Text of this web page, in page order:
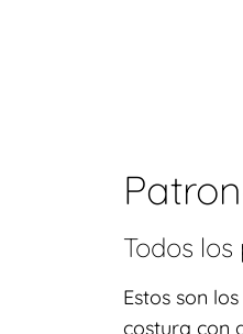
Todos
Estos son
costura con